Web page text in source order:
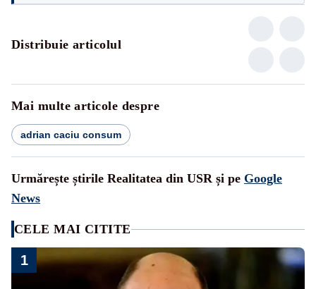
Distribuie articolul
Mai multe articole despre
adrian caciu consum
Urmărește știrile Realitatea din USR și pe Google
News
CELE MAI CITITE
1